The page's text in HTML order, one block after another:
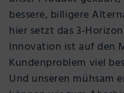
bessere, billigere
hier setzt das 3-
Innovation ist auf den
Kundenproblem viel
Und unseren mühsam